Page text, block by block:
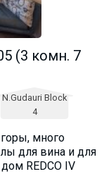
(3 комн. 7
N.Gudauri Block
4
много
для вина и для
REDCO IV